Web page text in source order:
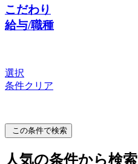
こだわり
給与/職種
選択
条件クリア
この条件で検索
人気の条件から検索